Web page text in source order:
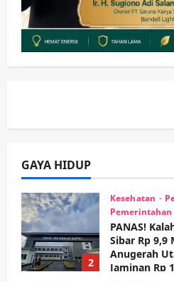
GAYA HIDUP
Keagamaan
Pemkab
Sinergi
1
2
Kesehatan
Pemerintahan
PANAS!
Sibar Rp 9,9
Anugerah
Jaminan Rp